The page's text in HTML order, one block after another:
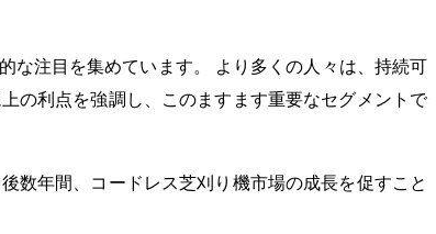
な注目を集めています。 より多くの人々は、持続可
の利点を強調し、このますます重要なセグメントで
数年間、コードレス芝刈り機市場の成長を促すこと